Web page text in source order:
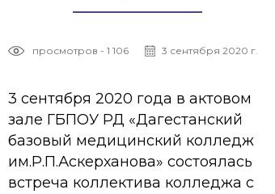
просмотров - 1 106 3 сентября 2020 г.
3 сентября 2020 года в актовом
зале ГБПОУ РД «Дагестанский
базовый медицинский колледж
им.Р.П.Аскерханова» состоялась
встреча коллектива колледжа с